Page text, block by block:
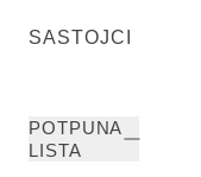
SASTOJCI
POTPUNA
LISTA